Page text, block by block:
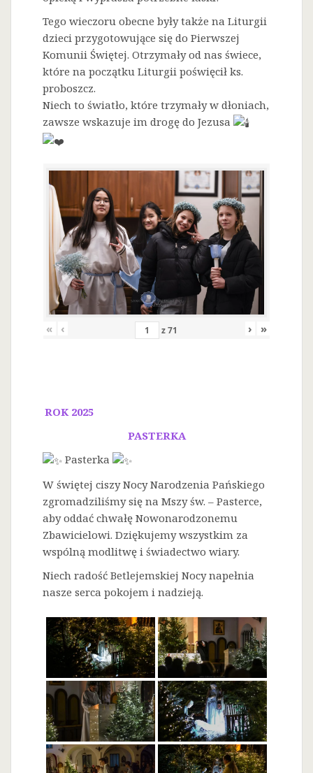
Tego wieczoru obecne były także na Liturgii
dzieci przygotowujące się do Pierwszej
Komunii Świętej. Otrzymały od nas świece,
które na początku Liturgii poświęcił ks.
proboszcz.
Niech to światło, które trzymały w dłoniach,
zawsze wskazuje im drogę do Jezusa
« ‹ z71 › »
ROK 2025
PASTERKA
Pasterka
W świętej ciszy Nocy Narodzenia Pańskiego
zgromadziliśmy się na Mszy św. – Pasterce,
aby oddać chwałę Nowonarodzonemu
Zbawicielowi. Dziękujemy wszystkim za
wspólną modlitwę i świadectwo wiary.
Niech radość Betlejemskiej Nocy napełnia
nasze serca pokojem i nadzieją.